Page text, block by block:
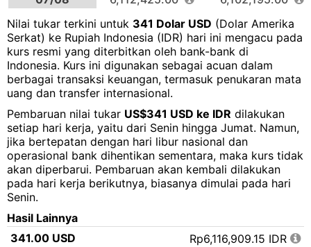
Nilai tukar terkini untuk 341 Dolar USD (Dolar Amerika
Serkat) ke Rupiah Indonesia (IDR) hari ini mengacu pada
kurs resmi yang diterbitkan oleh bank-bank di
Indonesia. Kurs ini digunakan sebagai acuan dalam
berbagai transaksi keuangan, termasuk penukaran mata
uang dan transfer internasional.
Pembaruan nilai tukar US$341 USD ke IDR dilakukan
setiap hari kerja, yaitu dari Senin hingga Jumat. Namun,
jika bertepatan dengan hari libur nasional dan
operasional bank dihentikan sementara, maka kurs tidak
akan diperbarui. Pembaruan akan kembali dilakukan
pada hari kerja berikutnya, biasanya dimulai pada hari
Senin.
Hasil Lainnya
341.00 USD
Rp6,116,909.15 IDR